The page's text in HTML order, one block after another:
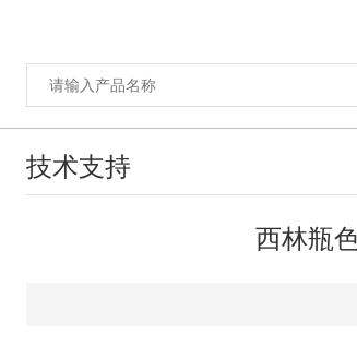
技术支持
西林瓶